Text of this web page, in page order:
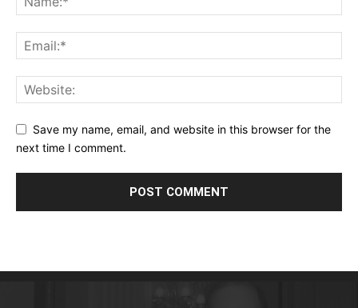
Save my name, email, and website in this browser for the
next time I comment.